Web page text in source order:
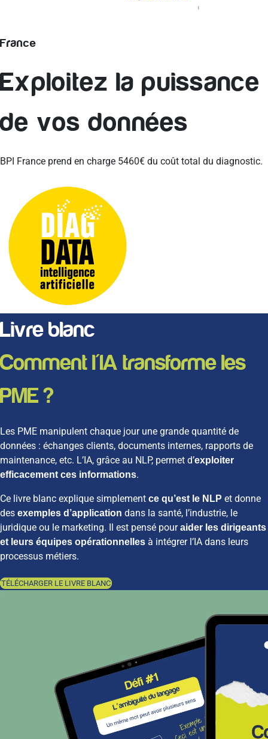
France
Exploitez la puissance
de vos données
BPI France prend en charge 5460€ du coût total du diagnostic.
Livre blanc
Comment l'IA transforme les
PME ?
Les PME manipulent chaque jour une grande quantité de
données : échanges clients, documents internes, rapports de
maintenance, etc. L’IA, grâce au NLP, permet d’exploiter
efficacement ces informations.
Ce livre blanc explique simplement ce qu’est le NLP et donne
des exemples d’application dans la santé, l’industrie, le
juridique ou le marketing. Il est pensé pouraider les dirigeants
et leurs équipes opérationnelles à intégrer l’IA dans leurs
processus métiers.
TÉLÉCHARGER LE LIVRE BLANC